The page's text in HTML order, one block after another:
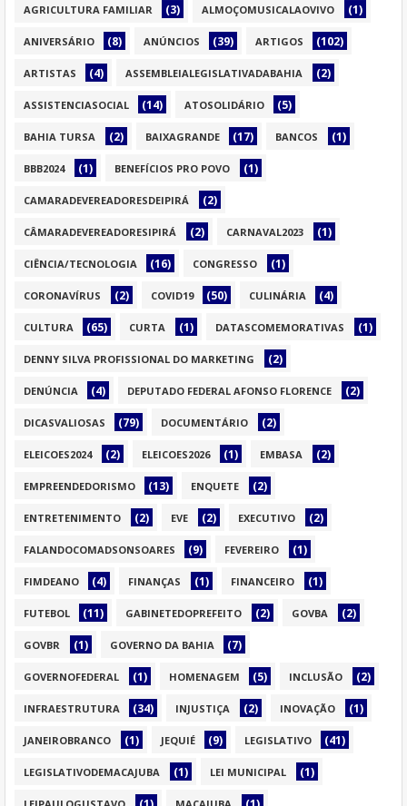
AGRICULTURA FAMILIAR (3) ALMOÇOMUSICALAOVIVO (1)
ANIVERSÁRIO (8) ANÚNCIOS (39) ARTIGOS (102)
ARTISTAS (4) ASSEMBLEIALEGISLATIVADABAHIA (2)
ASSISTENCIASOCIAL (14) ATOSOLIDÁRIO (5)
BAHIA TURSA (2) BAIXAGRANDE (17) BANCOS (1)
BBB2024 (1) BENEFÍCIOS PRO POVO (1)
CAMARADEVEREADORESDEIPIRÁ (2)
CÂMARADEVEREADORESIPIRÁ (2) CARNAVAL2023 (1)
CIÊNCIA/TECNOLOGIA (16) CONGRESSO (1)
CORONAVÍRUS (2) COVID19 (50) CULINÁRIA (4)
CULTURA (65) CURTA (1) DATASCOMEMORATIVAS (1)
DENNY SILVA PROFISSIONAL DO MARKETING (2)
DENÚNCIA (4) DEPUTADO FEDERAL AFONSO FLORENCE (2)
DICASVALIOSAS (79) DOCUMENTÁRIO (2)
ELEICOES2024 (2) ELEICOES2026 (1) EMBASA (2)
EMPREENDEDORISMO (13) ENQUETE (2)
ENTRETENIMENTO (2) EVE (2) EXECUTIVO (2)
FALANDOCOMADSONSOARES (9) FEVEREIRO (1)
FIMDEANO (4) FINANÇAS (1) FINANCEIRO (1)
FUTEBOL (11) GABINETEDOPREFEITO (2) GOVBA (2)
GOVBR (1) GOVERNO DA BAHIA (7)
GOVERNOFEDERAL (1) HOMENAGEM (5) INCLUSÃO (2)
INFRAESTRUTURA (34) INJUSTIÇA (2) INOVAÇÃO (1)
JANEIROBRANCO (1) JEQUIÉ (9) LEGISLATIVO (41)
LEGISLATIVODEMACAJUBA (1) LEI MUNICIPAL (1)